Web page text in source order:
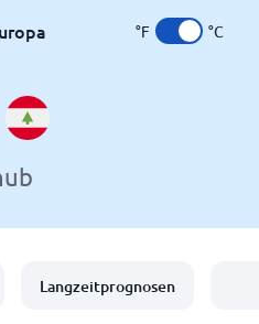
°F °C
Langzeitprognosen